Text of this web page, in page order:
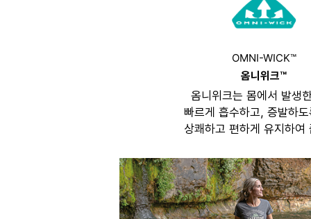
OMNI-WICK™
옴니위크™
옴니위크는 몸에서 발생
빠르게 흡수하고, 증발하
상쾌하고 편하게 유지하여